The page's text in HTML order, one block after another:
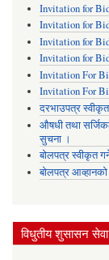
Invitation for
Invitation for
Invitation for
Invitation for
Invitation For
Invitation For
दरभाउपत्र
औषधी तथा
सुचना ।
बोलपत्र स्वीकृत
बोलपत्र
विधुतीय शुसासन सेवा